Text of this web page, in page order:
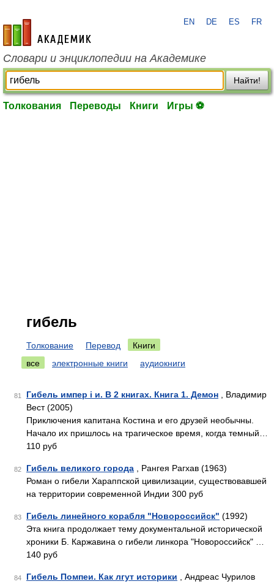
academic.ru
EN DE ES FR
Словари и энциклопедии на Академике
Найти!
Толкования Переводы Книги Игры ⚽
гибель
Толкование Перевод
Книги
все
электронные книги аудиокниги
81 Гибель импер i и. В 2 книгах. Книга 1. Демон , Владимир
Вест (2005)
Приключения капитана Костина и его друзей необычны.
Начало их пришлось на трагическое время, когда темный…
110 руб
82 Гибель великого города , Рангея Рагхав (1963)
Роман о гибели Хараппской цивилизации, существовавшей
на территории современной Индии 300 руб
83 Гибель линейного корабля "Новороссийск" (1992)
Эта книга продолжает тему документальной исторической
хроники Б. Каржавина о гибели линкора "Новороссийск" …
140 руб
84 Гибель Помпеи. Как лгут историки , Андреас Чурилов